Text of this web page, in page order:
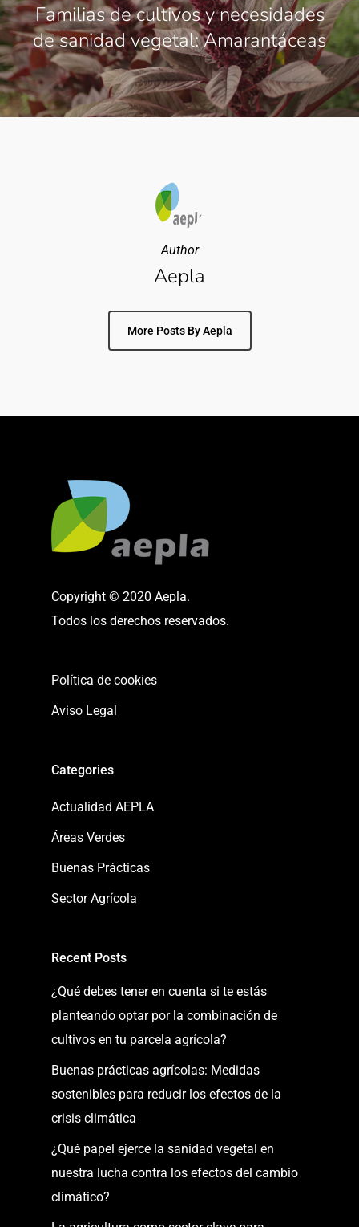
Familias de cultivos y necesidades
de sanidad vegetal: Amarantáceas
Author
Aepla
More Posts By Aepla
Copyright © 2020 Aepla.
Todos los derechos reservados.
Política de cookies
Aviso Legal
Categories
Actualidad AEPLA
Áreas Verdes
Buenas Prácticas
Sector Agrícola
Recent Posts
¿Qué debes tener en cuenta si te estás
planteando optar por la combinación de
cultivos en tu parcela agrícola?
Buenas prácticas agrícolas: Medidas
sostenibles para reducir los efectos de la
crisis climática
¿Qué papel ejerce la sanidad vegetal en
nuestra lucha contra los efectos del cambio
climático?